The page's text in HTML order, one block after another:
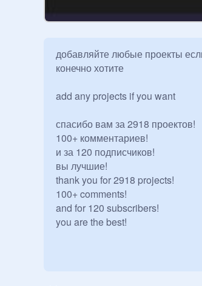
добавляйте любые проекты
конечно хотите
add any projects if you want
спасибо вам за 2918 проектов!
100+ комментариев!
и за 120 подписчиков!
вы лучшие!
thank you for 2918 projects!
100+ comments!
and for 120 subscribers!
you are the best!